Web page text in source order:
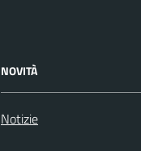
NOVITÀ
Notizie